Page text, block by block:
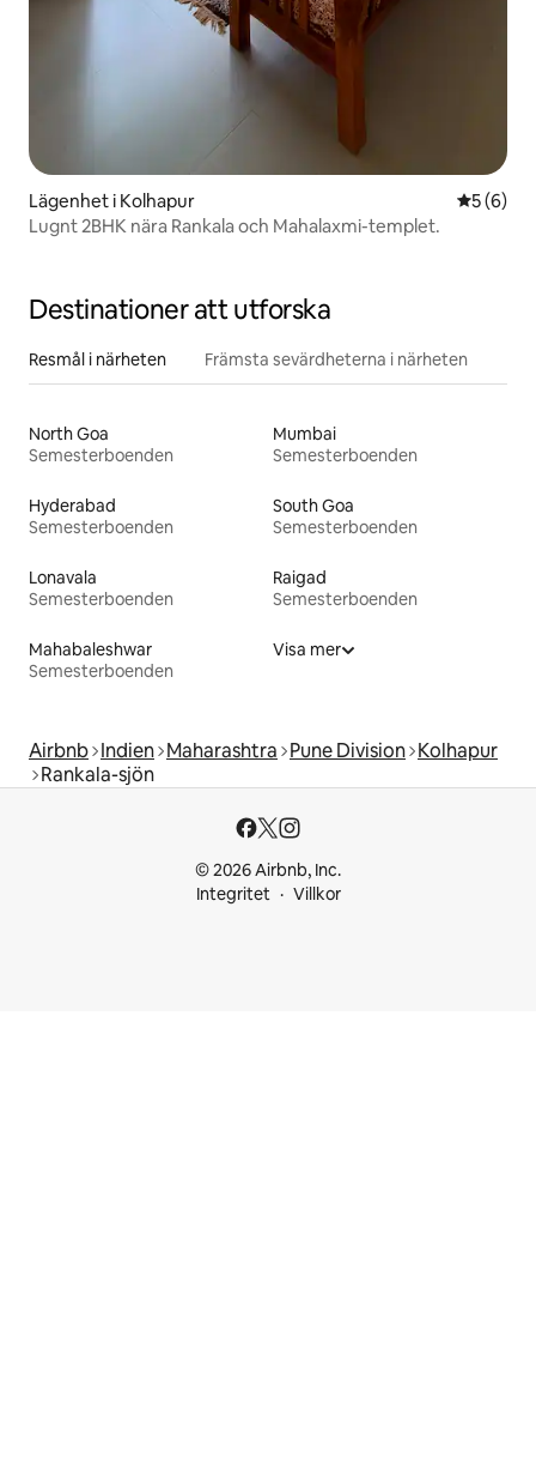
Lägenhet i Kolhapur 5 av 5 i
5 (6)
Lugnt 2BHK nära Rankala och Mahalaxmi-templet.
Destinationer att utforska
Resmål i närheten Främsta sevärdheterna i närheten
North Goa
Semesterboenden
Mumbai
Semesterboenden
Hyderabad
Semesterboenden
South Goa
Semesterboenden
Lonavala
Semesterboenden
Raigad
Semesterboenden
Mahabaleshwar
Semesterboenden
Visa mer
Airbnb Indien Maharashtra Pune Division Kolhapur
Rankala-sjön
© 2026 Airbnb, Inc.
Integritet
Villkor